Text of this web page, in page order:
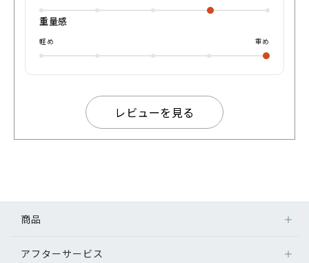
重量感
軽め 重め
レビューを見る
商品
アフターサービス